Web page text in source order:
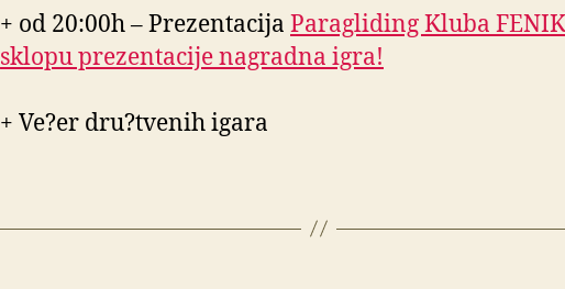
+ od 20:00h – Prezentacija Paragliding Kluba
sklopu prezentacije nagradna igra!
+ Ve?er dru?tvenih igara